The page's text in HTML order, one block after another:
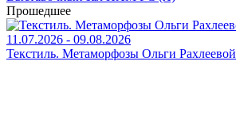
Прошедшее
11.07.2026 - 09.08.2026
Текстиль. Метаморфозы Ольги Рахлеевой